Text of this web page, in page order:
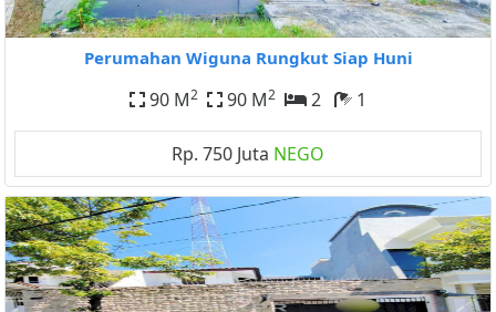
Perumahan Wiguna Rungkut Siap Huni
90 M2 90 M2 2 1
Rp. 750 Juta NEGO